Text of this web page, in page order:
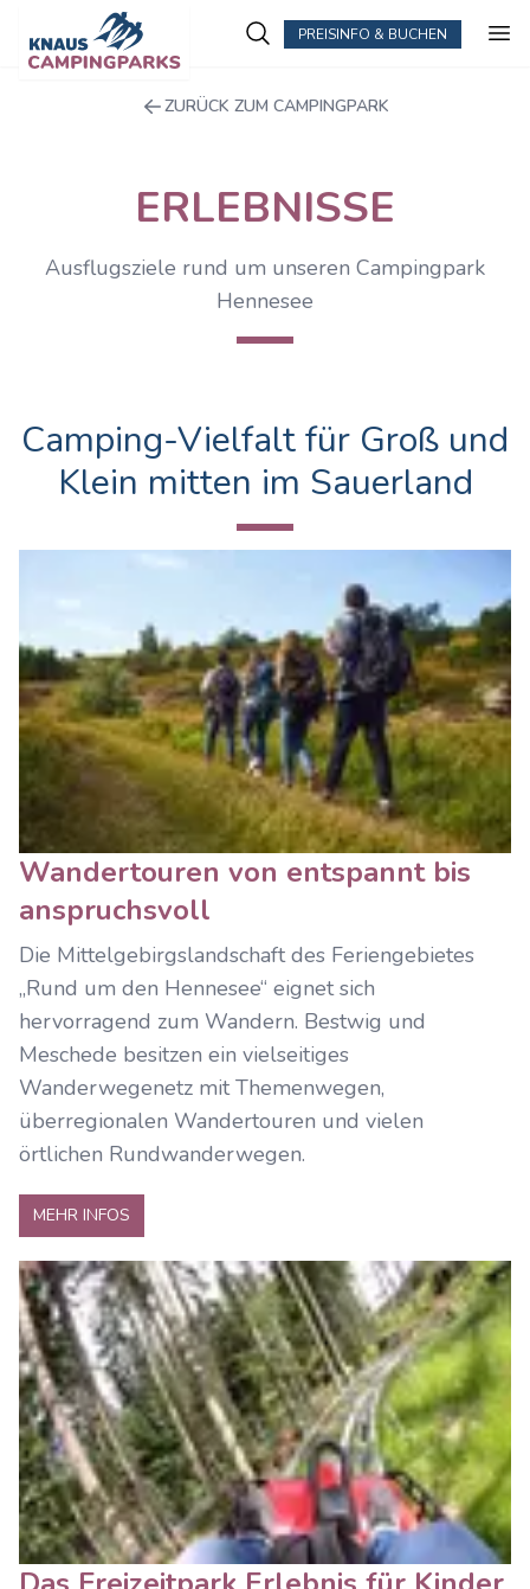
PREISINFO & BUCHEN
ZURÜCK ZUM CAMPINGPARK
ERLEBNISSE
Ausflugsziele rund um unseren Campingpark
Hennesee
Camping-Vielfalt für Groß und
Klein mitten im Sauerland
Wandertouren von entspannt bis
anspruchsvoll
Die Mittelgebirgslandschaft des Feriengebietes
„Rund um den Hennesee“ eignet sich
hervorragend zum Wandern. Bestwig und
Meschede besitzen ein vielseitiges
Wanderwegenetz mit Themenwegen,
überregionalen Wandertouren und vielen
örtlichen Rundwanderwegen.
MEHR INFOS